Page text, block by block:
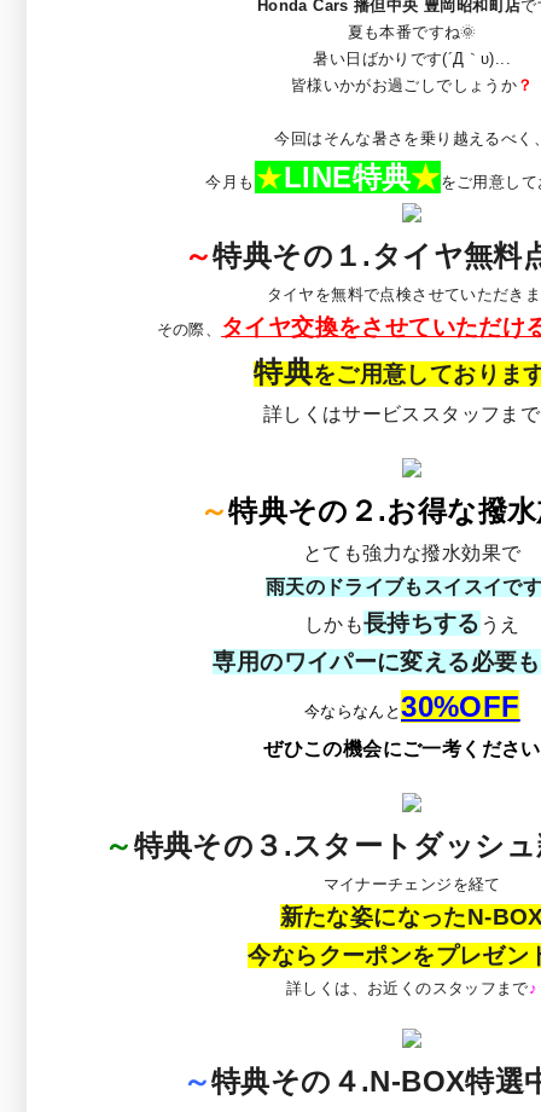
Honda Cars 播但中央 豊岡昭和町店で
夏も本番ですね🌞
暑い日ばかりです(´Д｀υ)...
皆様いかがお過ごしでしょうか ？
今回はそんな暑さを乗り越えるべく
今月も ★LINE特典★をご用意し
～特典その１.タイヤ無料
タイヤを無料で点検させていただき
その際、
タイヤ交換をさせていただけ
特典をご用意しておりま
詳しくはサービススタッフま
～特典その２.お得な撥
とても強力な撥水効果で
雨天のドライブもスイスイで
しかも長持ちする うえ
専用のワイパーに変える必要
今ならなんと30%OFF
ぜひこの機会にご一考ください
～特典その３.スタートダッシ
マイナーチェンジを経て
新たな姿になったN-
今ならクーポンをプレゼン
詳しくは、お近くのスタッフまで♪
～特典その４.N-BOX特選